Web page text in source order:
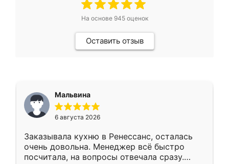
На основе 945оценок
Оставить отзыв
Мальвина
6 августа 2026
Заказывала кухню в Ренессанс, осталась
очень довольна. Менеджер всё быстро
посчитала, на вопросы отвечала сразу.